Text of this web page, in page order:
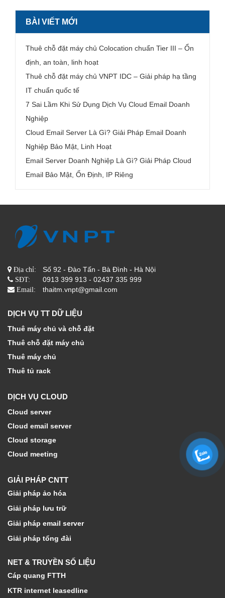
BÀI VIẾT MỚI
Thuê chỗ đặt máy chủ Colocation chuẩn Tier III – Ổn
định, an toàn, linh hoạt
Thuê chỗ đặt máy chủ VNPT IDC – Giải pháp hạ tầng
IT chuẩn quốc tế
7 Sai Lầm Khi Sử Dụng Dịch Vụ Cloud Email Doanh
Nghiệp
Cloud Email Server Là Gì? Giải Pháp Email Doanh
Nghiệp Bảo Mật, Linh Hoạt
Email Server Doanh Nghiệp Là Gì? Giải Pháp Cloud
Email Bảo Mật, Ổn Định, IP Riêng
Địa chỉ: Số 92 - Đào Tấn - Bà Đình - Hà Nội
SĐT: 0913 399 913 - 02437 335 999
Email: thaitm.vnpt@gmail.com
DỊCH VỤ TT DỮ LIỆU
Thuê máy chủ và chỗ đặt
Thuê chỗ đặt máy chủ
Thuê máy chủ
Thuê tủ rack
DỊCH VỤ CLOUD
Cloud server
Cloud email server
Cloud storage
Cloud meeting
GIẢI PHÁP CNTT
Giải pháp ảo hóa
Giải pháp lưu trữ
Giải pháp email server
Giải pháp tổng đài
NET & TRUYỀN SỐ LIỆU
Cáp quang FTTH
KTR internet leasedline